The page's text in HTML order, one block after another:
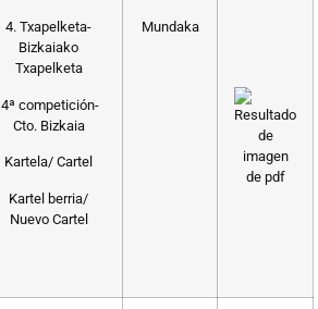
4. Txapelketa-
Bizkaiako
Txapelketa
4ª competición-
Cto. Bizkaia
Kartela/ Cartel
Kartel berria/
Nuevo Cartel
Mundaka